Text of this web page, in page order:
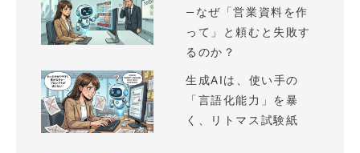
—なぜ「営業資料を作
って」と頼むと失敗す
るのか？
生成AIは、使い手の
「言語化能力」を暴
く、リトマス試験紙